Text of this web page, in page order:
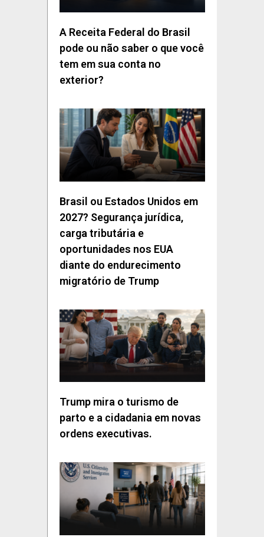
A Receita Federal do Brasil
pode ou não saber o que você
tem em sua conta no
exterior?
Brasil ou Estados Unidos em
2027? Segurança jurídica,
carga tributária e
oportunidades nos EUA
diante do endurecimento
migratório de Trump
Trump mira o turismo de
parto e a cidadania em novas
ordens executivas.